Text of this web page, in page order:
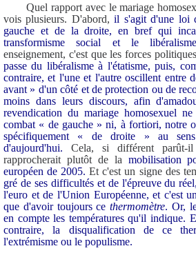
Quel rapport avec le mariage
vois plusieurs. D'abord,il s'agit d'une loi
gauche et de la droite, en bref qui
transformisme social et le
enseignement, c'est que les forces
passe du libéralisme à l'étatisme, puis,
contraire, et l'une et l'autre oscillent entre
avant » d'un côté et de protection ou de
moins dans leurs discours, afin
revendication du mariage homosexuel
combat « de gauche » ni, à fortiori, notre
spécifiquement « de droite » au
d'aujourd'hui. Cela, si différent parût-
rapprocherait plutôt de la mobilisation
européen de 2005. Et c'est un signe des
gré de ses difficultés et de l'épreuve du
l'euro et de l'Union Européenne, et c'est
que d'avoir toujours cethermomètre. Or,
en compte les températures qu'il indique.
contraire, la disqualification de ce
l'extrémisme ou le populisme.